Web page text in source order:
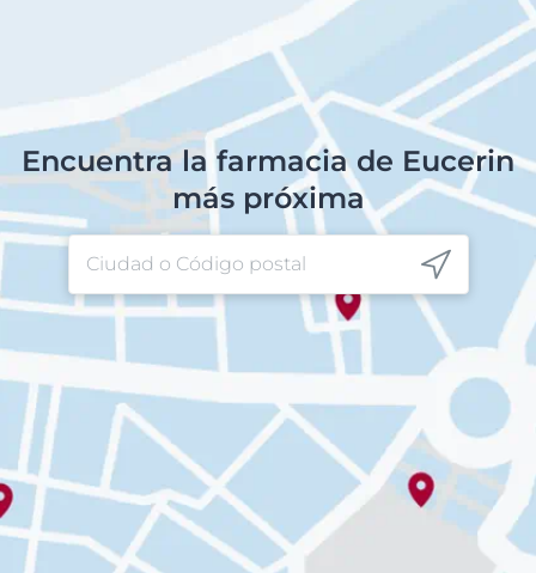
Encuentra la farmacia de Eucerin
más próxima